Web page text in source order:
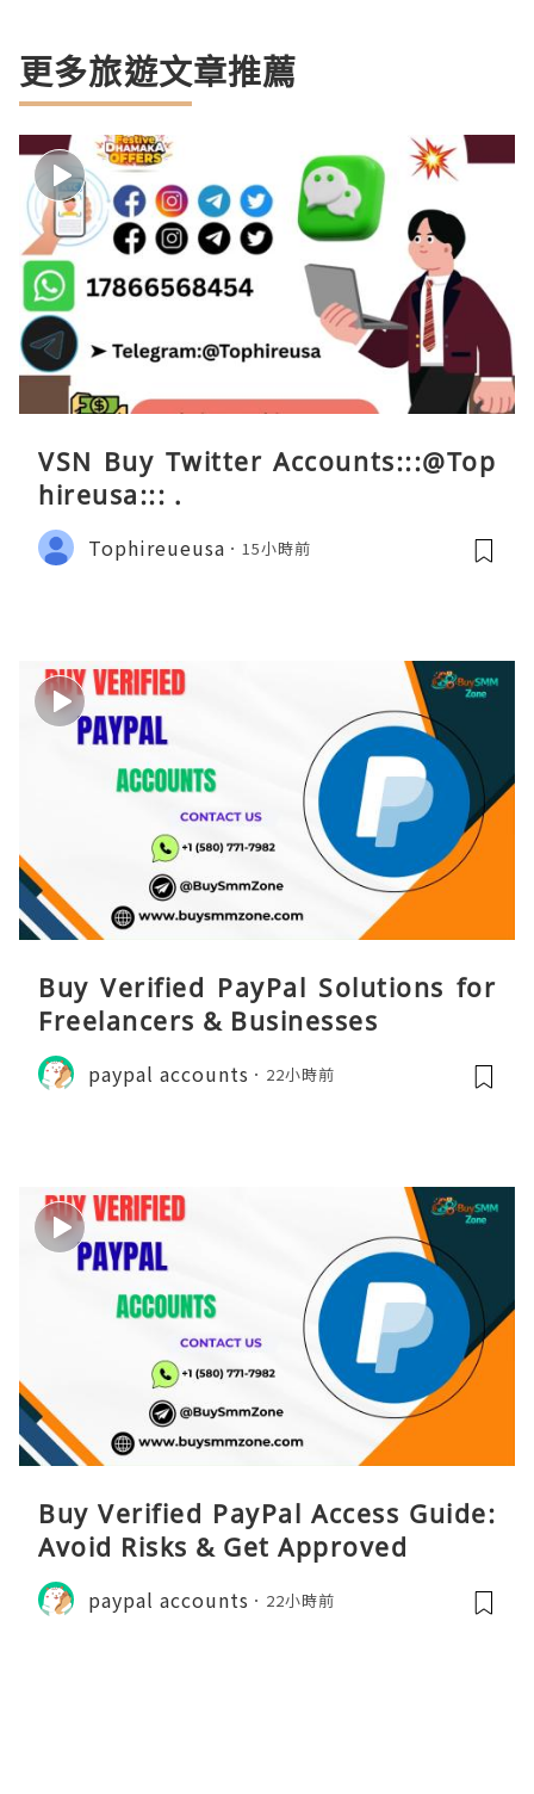
更多旅遊文章推薦
VSN Buy Twitter Accounts:::@Top
hireusa::: .
Tophireueusa 15小時前
Buy Verified PayPal Solutions for
Freelancers & Businesses
paypal accounts 22小時前
Buy Verified PayPal Access Guide:
Avoid Risks & Get Approved
paypal accounts 22小時前